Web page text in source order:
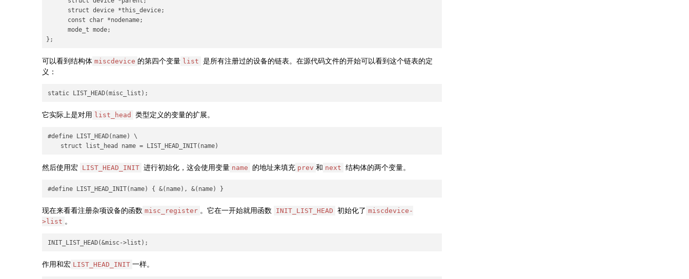
      struct device *this_device;
      const char *nodename;
      mode_t mode;
可以看到结构体 miscdevice 的第四个变量 list 是所有注册过的设备的链表。在源代码文件的开始可以看到这个链表的定
义：
它实际上是对用 list_head 类型定义的变量的扩展。
#define LIST_HEAD(name) \
然后使用宏 LIST_HEAD_INIT 进行初始化，这会使用变量 name 的地址来填充 prev 和 next 结构体的两个变量。
现在来看看注册杂项设备的函数 misc_register 。它在一开始就用函数 INIT_LIST_HEAD 初始化了 miscdevice-
>list 。
作用和宏 LIST_HEAD_INIT 一样。